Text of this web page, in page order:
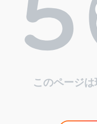
このページ